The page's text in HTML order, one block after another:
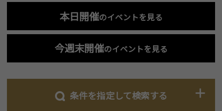
本日開催のイベントを見る
今週末開催のイベントを見る
条件を指定して検索する